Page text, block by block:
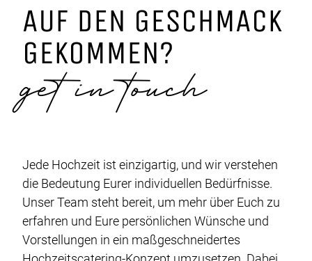
AUF DEN GESCHMACK
GEKOMMEN?
get in touch
Jede Hochzeit ist einzigartig, und wir verstehen
die Bedeutung Eurer individuellen Bedürfnisse.
Unser Team steht bereit, um mehr über Euch zu
erfahren und Eure persönlichen Wünsche und
Vorstellungen in ein maßgeschneidertes